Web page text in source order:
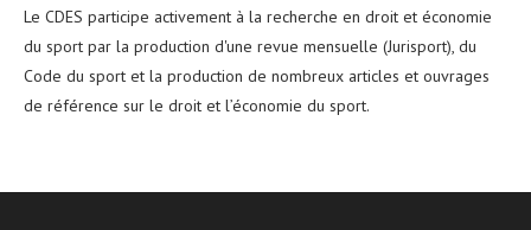
Le CDES participe activement à la recherche en droit et économie
du sport par la production d'une revue mensuelle (Jurisport), du
Code du sport et la production de nombreux articles et ouvrages
de référence sur le droit et l’économie du sport.